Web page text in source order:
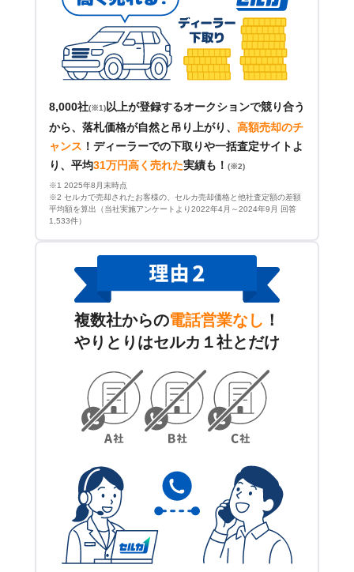
8,000社(※1) 以上が登録するオークションで競り合う
から、落札価格が自然と吊り上がり、 高額売却のチ
ャンス ！ ディーラーでの下取りや一括査定サイトよ
り、平均31万円高く売れた実績も！ (※2)
※1 2025年8月末時点
※2 セルカで売却されたお客様の、セルカ売却価格と他社査定額の差額
平均額を算出（当社実施アンケートより2022年4月～2024年9月 回答
1,533件）
複数社からの電話営業なし ！
やりとりはセルカ１社とだけ